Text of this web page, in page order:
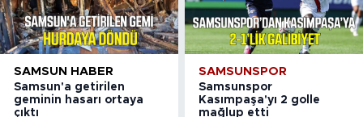
SAMSUN HABER
Samsun'a getirilen
geminin hasarı ortaya
çıktı
SAMSUNSPOR
Samsunspor
Kasımpaşa'yı 2 golle
mağlup etti